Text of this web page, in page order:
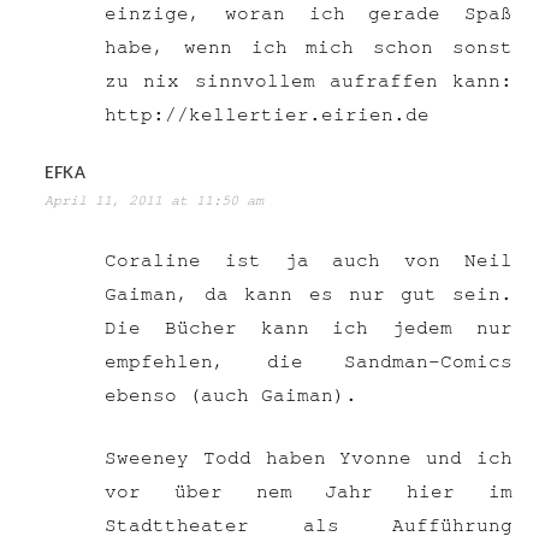
einzige, woran ich gerade Spaß
habe, wenn ich mich schon sonst
zu nix sinnvollem aufraffen kann:
http://kellertier.eirien.de
EFKA
April 11, 2011 at 11:50 am
Coraline ist ja auch von Neil
Gaiman, da kann es nur gut sein.
Die Bücher kann ich jedem nur
empfehlen, die Sandman-Comics
ebenso (auch Gaiman).
Sweeney Todd haben Yvonne und ich
vor über nem Jahr hier im
Stadttheater als Aufführung